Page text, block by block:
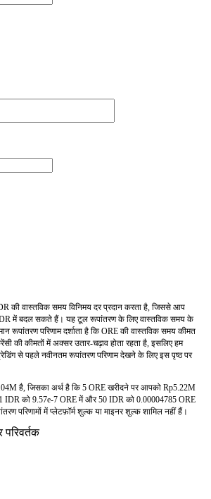
की वास्तविक समय विनिमय दर प्रदान करता है, जिससे आप
में बदल सकते हैं। यह टूल रूपांतरण के लिए वास्तविक समय के
रूपांतरण परिणाम दर्शाता है कि ORE की वास्तविक समय कीमत
की कीमतों में अक्सर उतार-चढ़ाव होता रहता है, इसलिए हम
से पहले नवीनतम रूपांतरण परिणाम देखने के लिए इस पृष्ठ पर
है, जिसका अर्थ है कि 5 ORE खरीदने पर आपको Rp5.22M
IDR को 9.57e-7 ORE में और 50 IDR को 0.00004785 ORE
परिणामों में प्लेटफ़ॉर्म शुल्क या माइनर शुल्क शामिल नहीं हैं।